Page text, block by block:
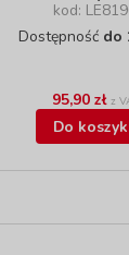
kod:
Dostępność do
95,90 zł z
Do